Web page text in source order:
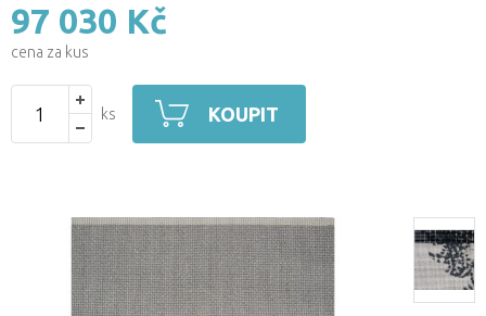
97 030 Kč
cena za kus
ks KOUPIT